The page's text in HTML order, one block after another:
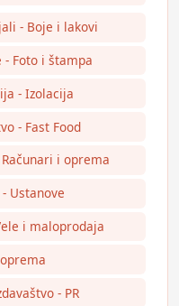
- Boje i lakovi
Foto i štampa
- Izolacija
- Fast Food
i oprema
Ustanove
i maloprodaja
- PR